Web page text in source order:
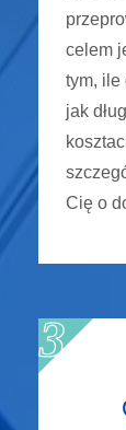
celem
tym, ile
jak
Cię o